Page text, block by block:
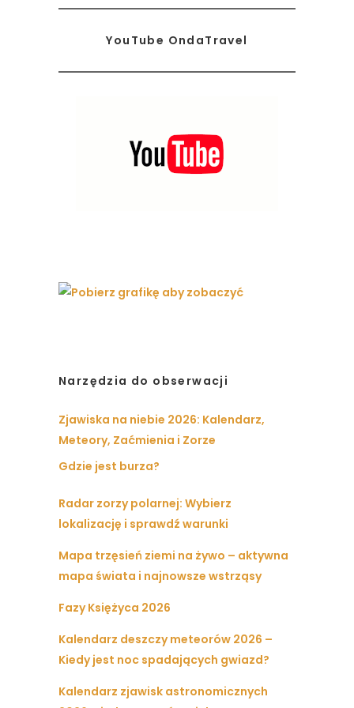
YouTube OndaTravel
Narzędzia do obserwacji
Zjawiska na niebie 2026: Kalendarz,
Meteory, Zaćmienia i Zorze
Gdzie jest burza?
Radar zorzy polarnej: Wybierz
lokalizację i sprawdź warunki
Mapa trzęsień ziemi na żywo – aktywna
mapa świata i najnowsze wstrząsy
Fazy Księżyca 2026
Kalendarz deszczy meteorów 2026 –
Kiedy jest noc spadających gwiazd?
Kalendarz zjawisk astronomicznych